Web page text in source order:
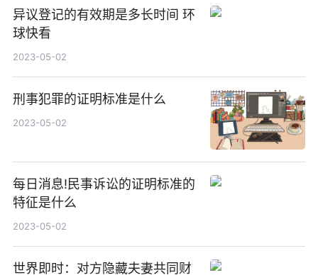
异议登记的有效期是多长时间 环
球快看
2023-05-02
刑事犯罪的证明标准是什么
2023-05-02
每日消息!民事诉讼的证明标准的
特征是什么
2023-05-02
世界即时：对方隐藏夫妻共同财